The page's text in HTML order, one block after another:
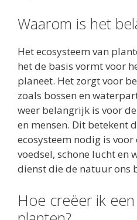
Waarom is het
Het ecosysteem van
het de basis vormt voor
planeet. Het zorgt voor
zoals bossen en
weer belangrijk is voor
en mensen. Dit betekent
ecosysteem nodig is
voedsel, schone lucht en
dienst die de natuur ons
Hoe creëer ik